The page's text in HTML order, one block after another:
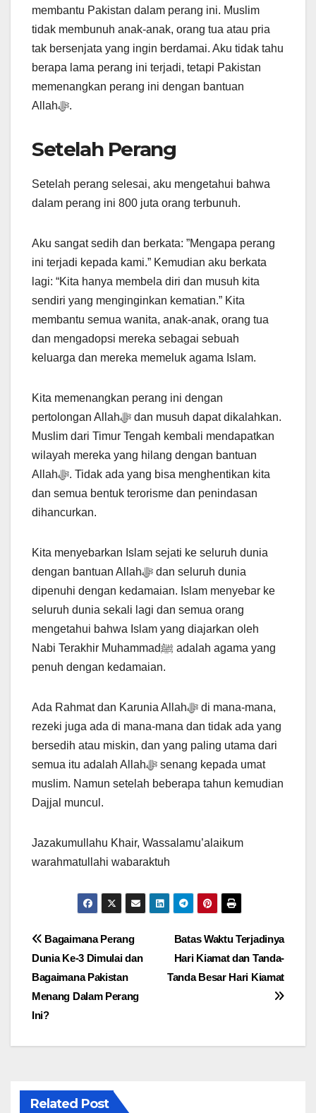
membantu Pakistan dalam perang ini. Muslim
tidak membunuh anak-anak, orang tua atau pria
tak bersenjata yang ingin berdamai. Aku tidak tahu
berapa lama perang ini terjadi, tetapi Pakistan
memenangkan perang ini dengan bantuan
Allahﷻ.
Setelah Perang
Setelah perang selesai, aku mengetahui bahwa
dalam perang ini 800 juta orang terbunuh.
Aku sangat sedih dan berkata: ”Mengapa perang
ini terjadi kepada kami.” Kemudian aku berkata
lagi: “Kita hanya membela diri dan musuh kita
sendiri yang menginginkan kematian.” Kita
membantu semua wanita, anak-anak, orang tua
dan mengadopsi mereka sebagai sebuah
keluarga dan mereka memeluk agama Islam.
Kita memenangkan perang ini dengan
pertolongan Allahﷻ dan musuh dapat dikalahkan.
Muslim dari Timur Tengah kembali mendapatkan
wilayah mereka yang hilang dengan bantuan
Allahﷻ. Tidak ada yang bisa menghentikan kita
dan semua bentuk terorisme dan penindasan
dihancurkan.
Kita menyebarkan Islam sejati ke seluruh dunia
dengan bantuan Allahﷻ dan seluruh dunia
dipenuhi dengan kedamaian. Islam menyebar ke
seluruh dunia sekali lagi dan semua orang
mengetahui bahwa Islam yang diajarkan oleh
Nabi Terakhir Muhammadﷺ adalah agama yang
penuh dengan kedamaian.
Ada Rahmat dan Karunia Allahﷻ di mana-mana,
rezeki juga ada di mana-mana dan tidak ada yang
bersedih atau miskin, dan yang paling utama dari
semua itu adalah Allahﷻ senang kepada umat
muslim. Namun setelah beberapa tahun kemudian
Dajjal muncul.
Jazakumullahu Khair, Wassalamu’alaikum
warahmatullahi wabaraktuh
Post
navigation
Batas Waktu Terjadinya
Hari Kiamat dan Tanda-
Tanda Besar Hari Kiamat
Bagaimana Perang
Dunia Ke-3 Dimulai dan
Bagaimana Pakistan
Menang Dalam Perang
Ini?
Related Post